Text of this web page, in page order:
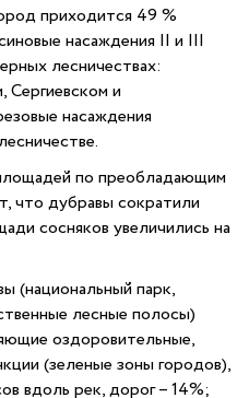
приходится 49 %
насаждения II и III
лесничествах:
и
насаждения
по преобладающим
что дубравы сократили
сосняков увеличились на
(национальный парк,
лесные полосы)
оздоровительные,
(зеленые зоны городов),
вдоль рек, дорог – 14%;